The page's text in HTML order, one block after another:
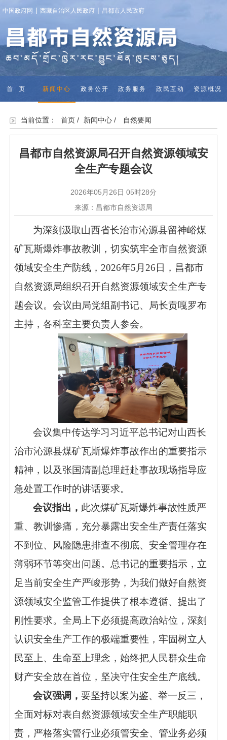
中国政府网 | 西藏自治区人民政府 | 昌都市人民政府
首页 新闻中心 政务公开 政务服务 政民互动 资源概况
当前位置： 首页/ 新闻中心/ 自然要闻
昌都市自然资源局召开自然资源领域安
全生产专题会议
2026年05月26日 05时28分
来源：昌都市自然资源局
为深刻汲取山西省长治市沁源县留神峪煤
矿瓦斯爆炸事故教训，切实筑牢全市自然资源
领域安全生产防线，2026年5月26日，昌都市
自然资源局组织召开自然资源领域安全生产专
题会议。会议由局党组副书记、局长贡嘎罗布
主持，各科室主要负责人参会。
会议集中传达学习习近平总书记对山西长
治市沁源县煤矿瓦斯爆炸事故作出的重要指示
精神，以及张国清副总理赶赴事故现场指导应
急处置工作时的讲话要求。
会议指出， 此次煤矿瓦斯爆炸事故性质严
重、教训惨痛，充分暴露出安全生产责任落实
不到位、风险隐患排查不彻底、安全管理存在
薄弱环节等突出问题。总书记的重要指示，立
足当前安全生产严峻形势，为我们做好自然资
源领域安全监管工作提供了根本遵循、提出了
刚性要求。全局上下必须提高政治站位，深刻
认识安全生产工作的极端重要性，牢固树立人
民至上、生命至上理念，始终把人民群众生命
财产安全放在首位，坚决守住安全生产底线。
会议强调，要坚持以案为鉴、举一反三，
全面对标对表自然资源领域安全生产职能职
责，严格落实管行业必须管安全、管业务必须